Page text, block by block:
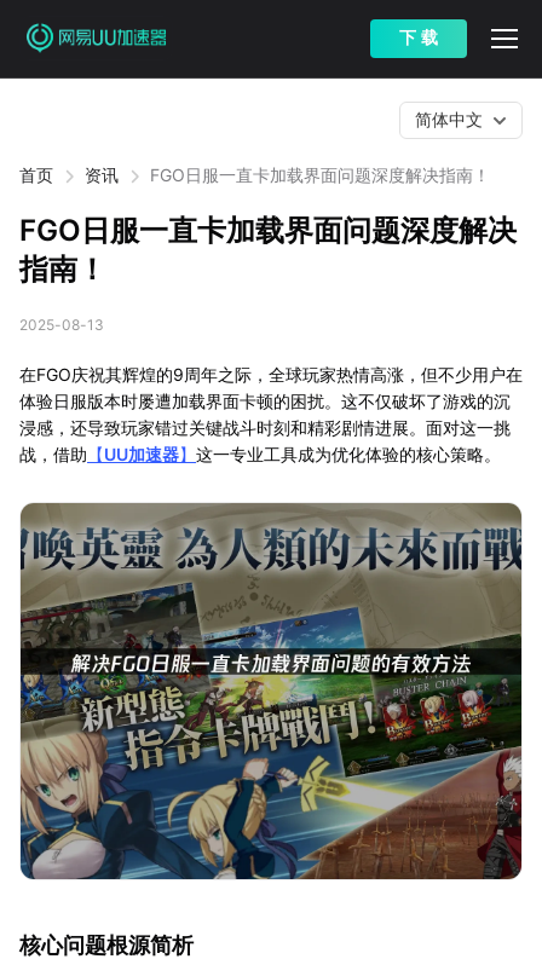
下 载
首页 资讯 FGO日服一直卡加载界面问题深度解决指南！
简体中文
FGO日服一直卡加载界面问题深度解决
指南！
2025-08-13
在FGO庆祝其辉煌的9周年之际，全球玩家热情高涨，但不少用户在
体验日服版本时屡遭加载界面卡顿的困扰。这不仅破坏了游戏的沉
浸感，还导致玩家错过关键战斗时刻和精彩剧情进展。面对这一挑
战，借助 【UU加速器】 这一专业工具成为优化体验的核心策略。
核心问题根源简析